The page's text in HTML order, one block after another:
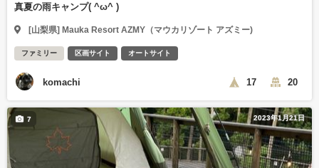
真夏の雨キャンプ( ^ω^ )
[山梨県] Mauka Resort AZMY（マウカリゾート アズミー)
ファミリー 区画サイト オートサイト
komachi 17 20
2023年1月21日
7